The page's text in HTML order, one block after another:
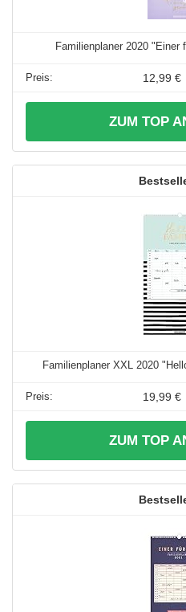
Familienplaner 2020 "Einer
12,99 €
ZUM TOP
Familienplaner XXL 2020
19,99 €
ZUM TOP